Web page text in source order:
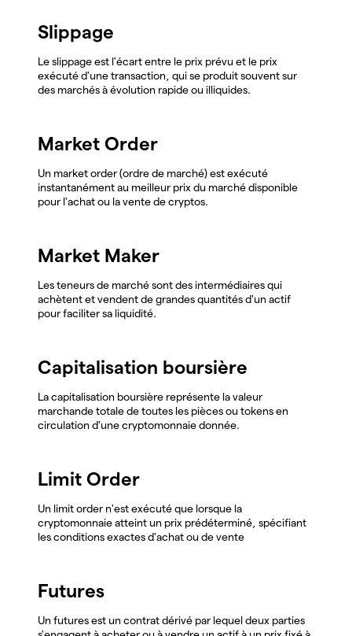
Slippage
Le slippage est l'écart entre le prix prévu et le prix
exécuté d'une transaction, qui se produit souvent sur
des marchés à évolution rapide ou illiquides.
Market Order
Un market order (ordre de marché) est exécuté
instantanément au meilleur prix du marché disponible
pour l'achat ou la vente de cryptos.
Market Maker
Les teneurs de marché sont des intermédiaires qui
achètent et vendent de grandes quantités d'un actif
pour faciliter sa liquidité.
Capitalisation boursière
La capitalisation boursière représente la valeur
marchande totale de toutes les pièces ou tokens en
circulation d'une cryptomonnaie donnée.
Limit Order
Un limit order n'est exécuté que lorsque la
cryptomonnaie atteint un prix prédéterminé, spécifiant
les conditions exactes d'achat ou de vente
Futures
Un futures est un contrat dérivé par lequel deux parties